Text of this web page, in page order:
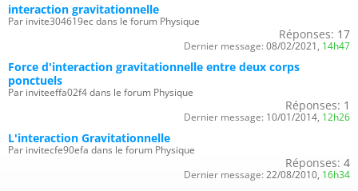
interaction gravitationnelle
Par invite304619ec dans le forum Physique
Réponses: 17
Dernier message: 08/02/2021, 14h47
Force d'interaction gravitationnelle entre deux corps
ponctuels
Par inviteeffa02f4 dans le forum Physique
Réponses: 1
Dernier message: 10/01/2014, 12h26
L'interaction Gravitationnelle
Par invitecfe90efa dans le forum Physique
Réponses: 4
Dernier message: 22/08/2010, 16h34